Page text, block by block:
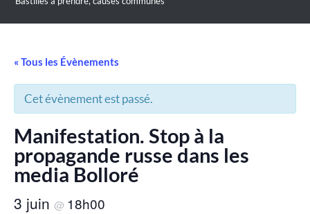
« Tous les Évènements
Cet évènement est passé.
Manifestation. Stop à la
propagande russe dans les
media Bolloré
3 juin @ 18h00